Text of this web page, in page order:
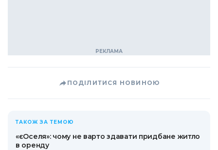
ПОДІЛИТИСЯ НОВИНОЮ
ТАКОЖ ЗА ТЕМОЮ
«єОселя»: чому не варто здавати придбане житло
в оренду